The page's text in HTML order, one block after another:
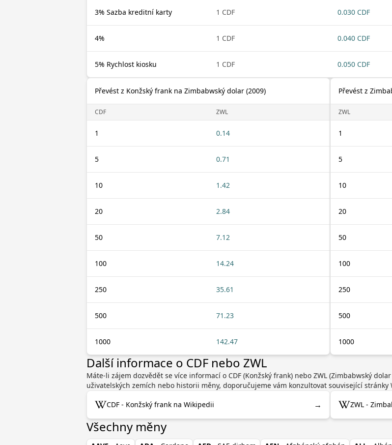
3% Sazba kreditní karty 1 CDF 0.030 CDF
4% 1 CDF 0.040 CDF
5% Rychlost kiosku 1 CDF 0.050 CDF
Převést z Konžský frank na Zimbabwský dolar (2009)
CDF ZWL
1 0.14
5 0.71
10 1.42
20 2.84
50 7.12
100 14.24
250 35.61
500 71.23
1000 142.47
Převést z
ZWL
1
5
10
20
50
100
250
500
1000
Další informace o CDF nebo ZWL
Máte-li zájem dozvědět se více informací o CDF (Konžský frank) nebo ZWL (Zimbabwský
uživatelských zemích nebo historii měny, doporučujeme vám konzultovat související stránky
CDF - Konžský frank na Wikipedii → ZWL -
Všechny měny